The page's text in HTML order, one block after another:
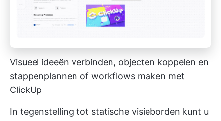
Visueel ideeën verbinden, objecten koppelen en
stappenplannen of workflows maken met
ClickUp
In tegenstelling tot statische visieborden kunt u